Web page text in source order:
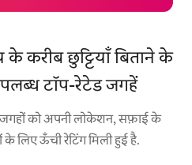
के करीब छुट्टियाँ बिताने के
टॉप-रेटेड जगहें
को अपनी लोकेशन, सफ़ाई के
लिए ऊँची रेटिंग मिली हुई है.